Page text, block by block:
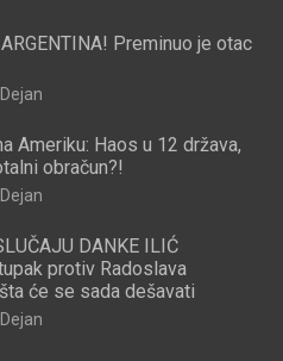
ARGENTINA! Preminuo je otac
Dejan
Ameriku: Haos u 12 država,
obračun?!
Dejan
DANKE ILIĆ
protiv Radoslava
će se sada dešavati
Dejan